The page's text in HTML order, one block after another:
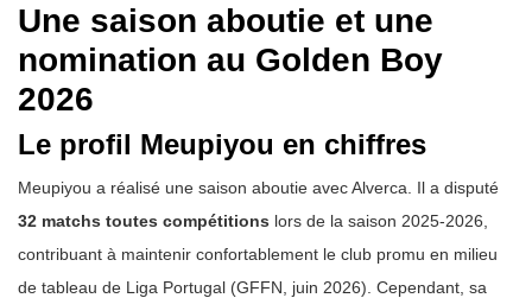
Une saison aboutie et une
nomination au Golden Boy
2026
Le profil Meupiyou en chiffres
Meupiyou a réalisé une saison aboutie avec Alverca. Il a disputé
32 matchs toutes compétitions lors de la saison 2025-2026,
contribuant à maintenir confortablement le club promu en milieu
de tableau de Liga Portugal (GFFN, juin 2026). Cependant, sa